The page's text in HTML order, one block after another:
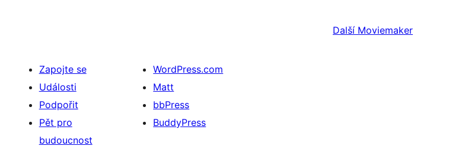
Další Moviemaker
Zapojte se
Události
Podpořit
Pět pro
budoucnost
WordPress.com
Matt
bbPress
BuddyPress